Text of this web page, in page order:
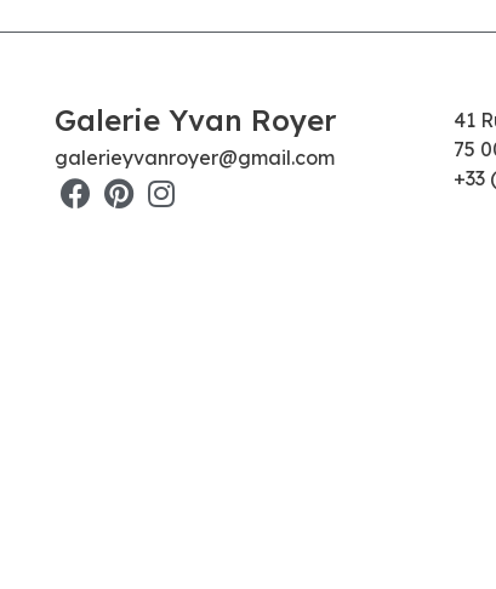
Galerie Yvan Royer
galerieyvanroyer@gmail.com
41
75
+33